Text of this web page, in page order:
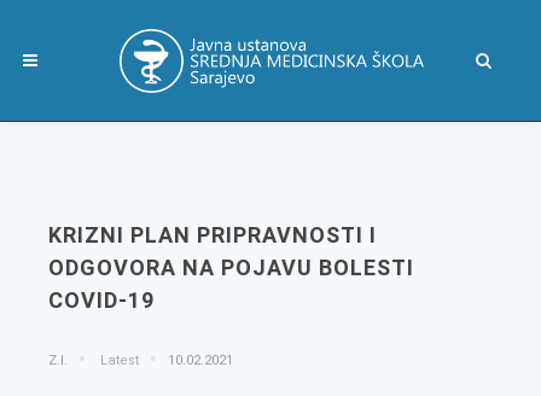
KRIZNI PLAN PRIPRAVNOSTI I
ODGOVORA NA POJAVU BOLESTI
COVID-19
Z.I. Latest 10.02.2021